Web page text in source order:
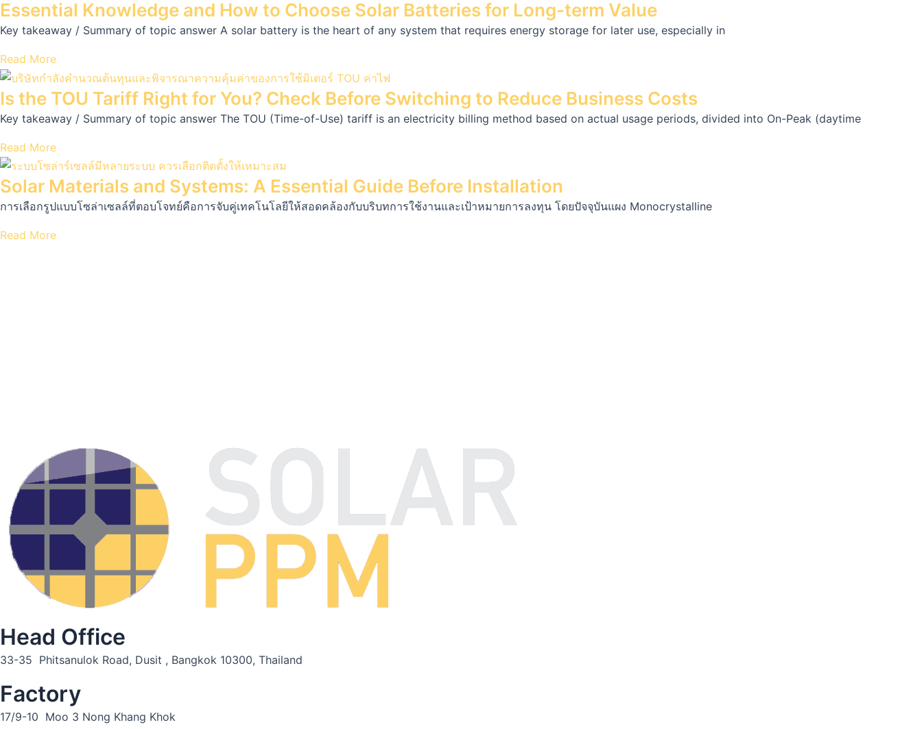
Essential Knowledge and How to Choose Solar Batteries for Long-term Value
Key takeaway / Summary of topic answer A solar battery is the heart of any system that requires energy storage for later use, especially in
Read More
Is the TOU Tariff Right for You? Check Before Switching to Reduce Business Costs
Key takeaway / Summary of topic answer The TOU (Time-of-Use) tariff is an electricity billing method based on actual usage periods, divided into On-Peak (daytime
Read More
Solar Materials and Systems: A Essential Guide Before Installation
การเลือกรูปแบบโซล่าเซลล์ที่ตอบโจทย์คือการจับคู่เทคโนโลยีให้สอดคล้องกับบริบทการใช้งานและเป้าหมายการลงทุน โดยปัจจุบันแผง Monocrystalline
Read More
Head Office
33-35 Phitsanulok Road, Dusit , Bangkok 10300, Thailand
Factory
17/9-10 Moo 3 Nong Khang Khok